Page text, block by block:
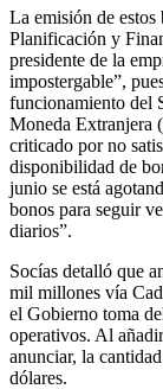
La emisión de
Planificación y
presidente de la
impostergable”,
funcionamiento del
Moneda Extranjera
criticado por no
disponibilidad de
junio se está
bonos para seguir
diarios”.
Socías detalló que
mil millones vía
el Gobierno toma
operativos. Al
anunciar, la
dólares.